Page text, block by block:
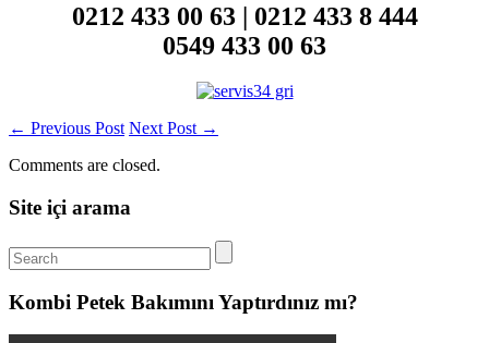
0212 433 00 63 | 0212 433 8 444
0549 433 00 63
← Previous Post Next Post →
Comments are closed.
Site içi arama
Kombi Petek Bakımını Yaptırdınız mı?